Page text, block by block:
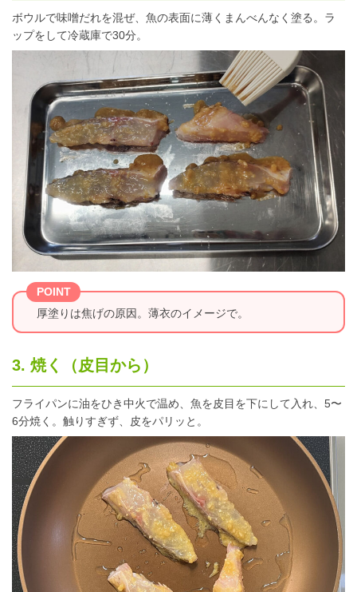
ボウルで味噌だれを混ぜ、魚の表面に薄くまんべんなく塗る。ラ
ップをして冷蔵庫で30分。
POINT
厚塗りは焦げの原因。薄衣のイメージで。
3. 焼く（皮目から）
フライパンに油をひき中火で温め、魚を皮目を下にして入れ、5〜
6分焼く。触りすぎず、皮をパリッと。